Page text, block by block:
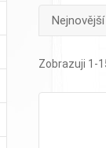
Nejnovější
Zobrazuji 1-